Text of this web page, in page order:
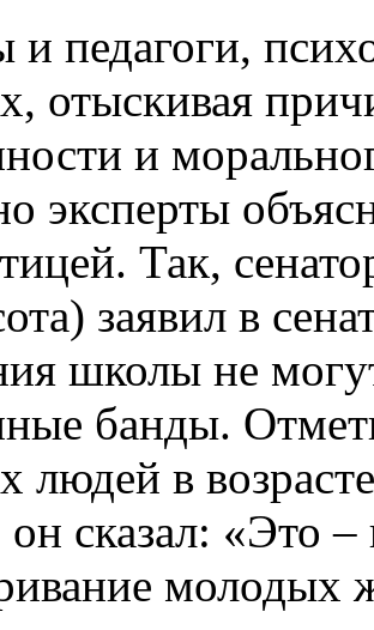
педагоги,
отыскивая
и
эксперты
Так,
заявил в
школы не
банды.
людей в
сказал: «Это –
молодых